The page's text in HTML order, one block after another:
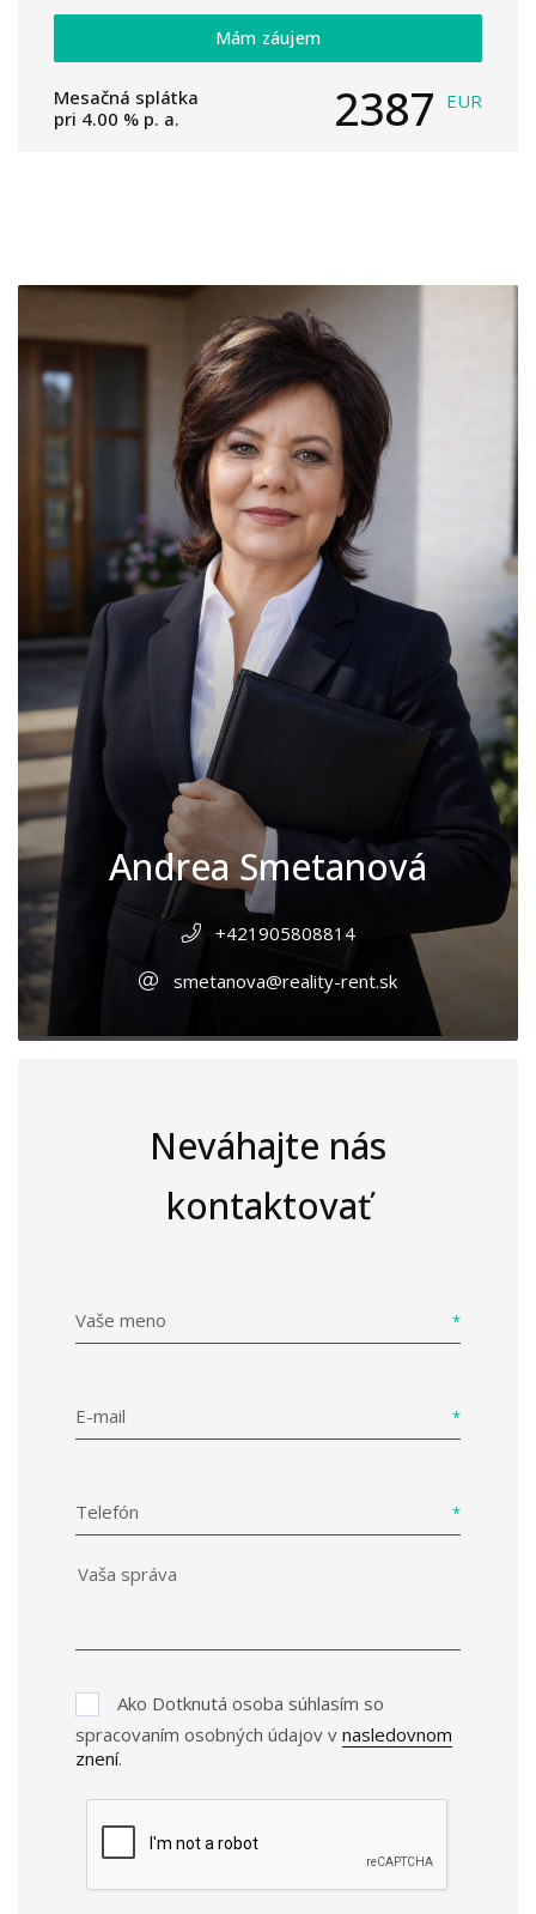
Mám záujem
Mesačná splátka
pri 4.00 % p. a. 2387 EUR
Andrea Smetanová
+421905808814
smetanova@reality-rent.sk
Neváhajte nás
kontaktovať
Vaše meno
E-mail
Telefón
Ako Dotknutá osoba súhlasím so
spracovaním osobných údajov v nasledovnom
znení.